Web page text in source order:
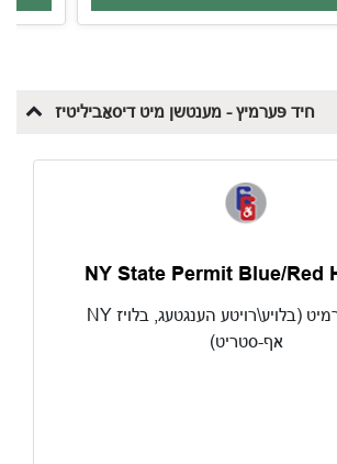
NY State Permit Blue/Red
NY סטעיט פערמיט (בלויע\רויטע הענגטעג, בלויז
אף-סטריט)